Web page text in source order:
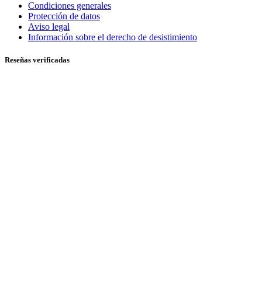
Condiciones generales
Protección de datos
Aviso legal
Información sobre el derecho de desistimiento
Reseñas verificadas